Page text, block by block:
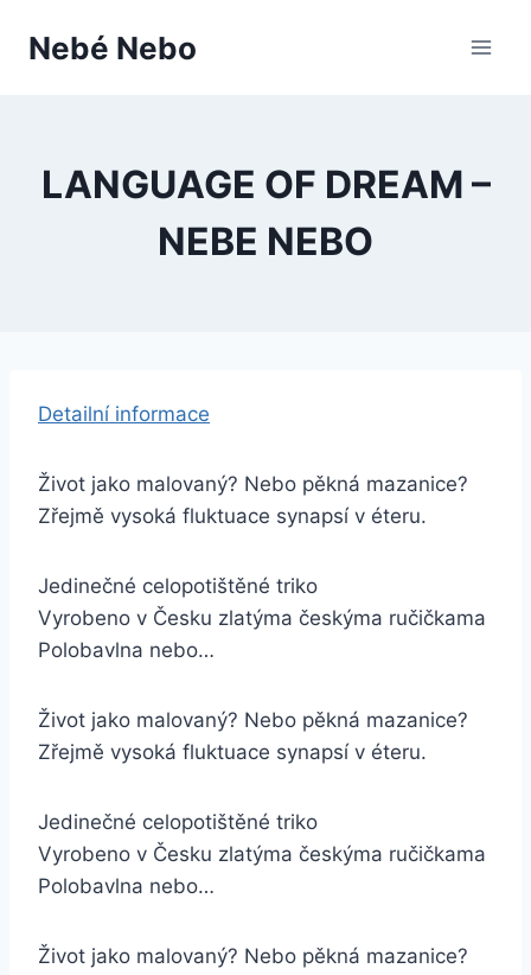
Nebé Nebo
LANGUAGE OF DREAM –
NEBE NEBO
Detailní informace
Život jako malovaný? Nebo pěkná mazanice?
Zřejmě vysoká fluktuace synapsí v éteru.
Jedinečné celopotištěné triko
Vyrobeno v Česku zlatýma českýma ručičkama
Polobavlna nebo…
Život jako malovaný? Nebo pěkná mazanice?
Zřejmě vysoká fluktuace synapsí v éteru.
Jedinečné celopotištěné triko
Vyrobeno v Česku zlatýma českýma ručičkama
Polobavlna nebo…
Život jako malovaný? Nebo pěkná mazanice?